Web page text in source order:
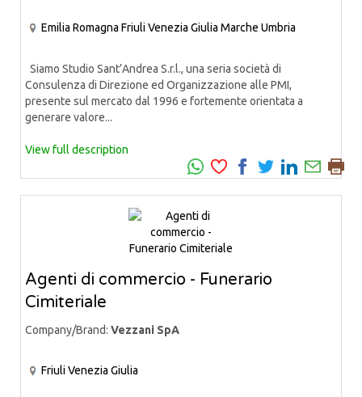
Emilia Romagna Friuli Venezia Giulia Marche Umbria
Siamo Studio Sant’Andrea S.r.l., una seria società di
Consulenza di Direzione ed Organizzazione alle PMI,
presente sul mercato dal 1996 e fortemente orientata a
generare valore...
View full description
Agenti di commercio - Funerario
Cimiteriale
Company/Brand: Vezzani SpA
Friuli Venezia Giulia